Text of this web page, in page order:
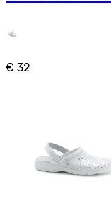
€ 32